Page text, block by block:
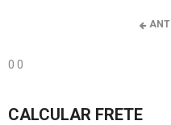
ANT
0 0
CALCULAR FRETE